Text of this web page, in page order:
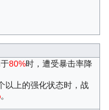
80%时，遭受暴击率降
以上的强化状态时，战
。